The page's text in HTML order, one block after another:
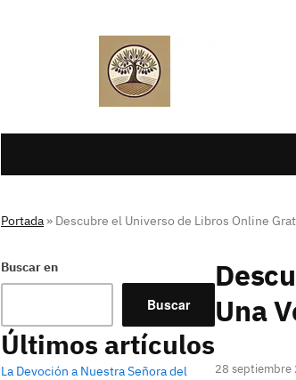
Portada » Descubre el Universo de Libros Online
Buscar en
Buscar
Últimos artículos
La Devoción a Nuestra Señora del
Una
28 septiembre